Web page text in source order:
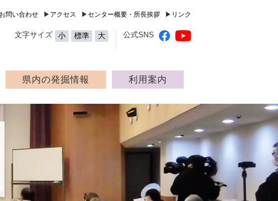
人 高知県文化財団 高知県立埋蔵文化財センター（Kochi Prefecture
お問い合わせ ▶ アクセス ▶ センター概要・所長挨拶 ▶ リンク
文字サイズ 小 標準 大 公式SNS
県内の発掘情報 利用案内